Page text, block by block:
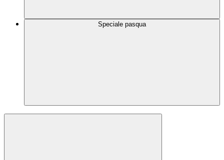
Speciale pasqua